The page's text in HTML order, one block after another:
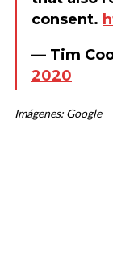
consent.
— Tim
2020
Imágenes: Google